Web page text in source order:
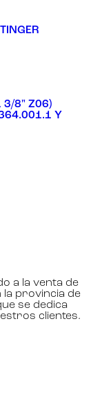
3/8" Z06)
Y
a la venta de
la provincia de
se dedica
clientes.